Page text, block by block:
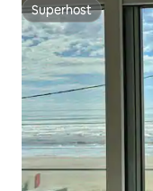
Superhost
Superhost